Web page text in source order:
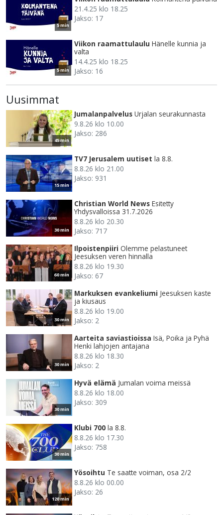
5 min
21.4.25 klo 18.25
Jakso: 17
5 min
Viikon raamattulaulu Hänelle kunnia ja
valta
14.4.25 klo 18.25
Jakso: 16
Uusimmat
45 min
Jumalanpalvelus Urjalan seurakunnasta
9.8.26 klo 10.00
Jakso: 286
15 min
TV7 Jerusalem uutiset la 8.8.
8.8.26 klo 21.00
Jakso: 931
30 min
Christian World News Esitetty
Yhdysvalloissa 31.7.2026
8.8.26 klo 20.30
Jakso: 717
60 min
Ilpoistenpiiri Olemme pelastuneet
Jeesuksen veren hinnalla
8.8.26 klo 19.30
Jakso: 67
30 min
Markuksen evankeliumi Jeesuksen kaste
ja kiusaus
8.8.26 klo 19.00
Jakso: 2
30 min
Aarteita saviastioissa Isä, Poika ja Pyhä
Henki lahjojen antajana
8.8.26 klo 18.30
Jakso: 2
30 min
Hyvä elämä Jumalan voima meissä
8.8.26 klo 18.00
Jakso: 309
30 min
Klubi 700 la 8.8.
8.8.26 klo 17.30
Jakso: 758
120 min
Yösoihtu Te saatte voiman, osa 2/2
8.8.26 klo 00.00
Jakso: 26